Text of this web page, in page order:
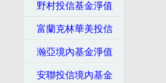
野村投信基金淨值
富蘭克林華美投信
瀚亞境內基金淨值
安聯投信境內基金